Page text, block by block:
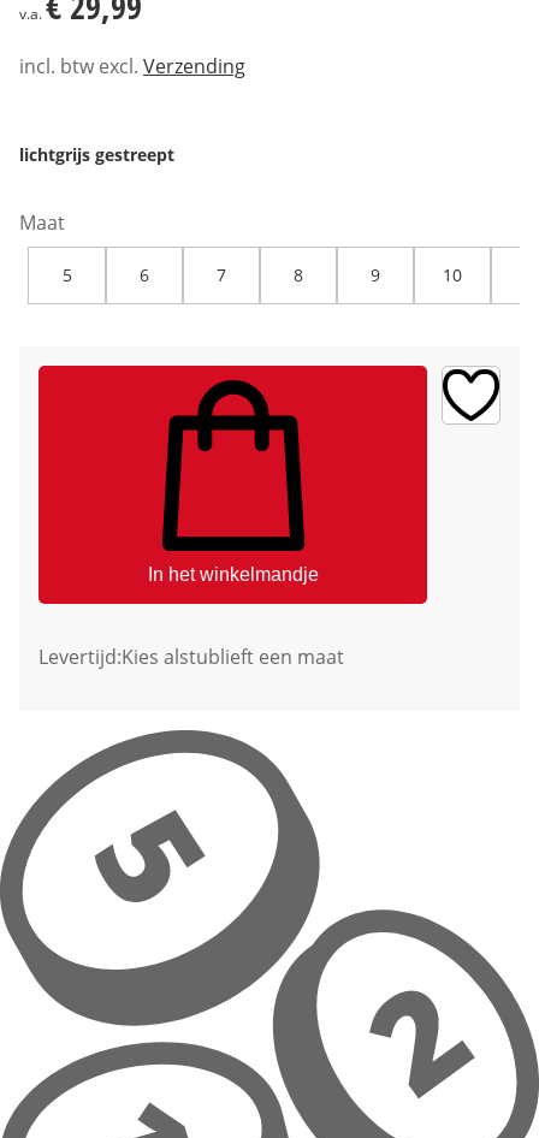
v.a.
incl. btw excl. Verzending
lichtgrijs gestreept
Maat
5 6 7 8 9 10
In het winkelmandje
Levertijd:Kies alstublieft een maat